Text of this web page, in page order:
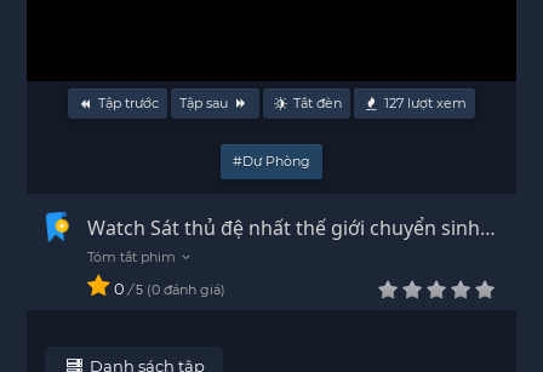
Tập trước Tập sau Tắt đèn 127 lượt xem
#Dự Phòng
Watch Sát thủ đệ nhất thế giới chuyển sinh
0 / 5 0 đánh giá
Danh sách tập